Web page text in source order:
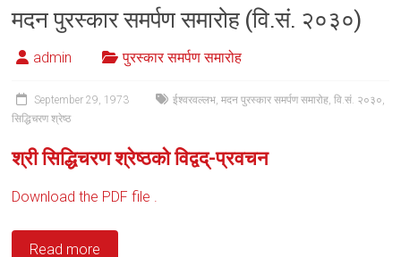
मदन पुरस्कार समर्पण समारोह (वि.सं. २०३०)
admin पुरस्कार समर्पण समारोह
September 29, 1973 ईश्वरवल्लभ,मदन पुरस्कार समर्पण समारोह,वि.सं. २०३०,
सिद्धिचरण श्रेष्ठ
श्री सिद्धिचरण श्रेष्ठको विद्वद्-प्रवचन
Download the PDF file .
Read more